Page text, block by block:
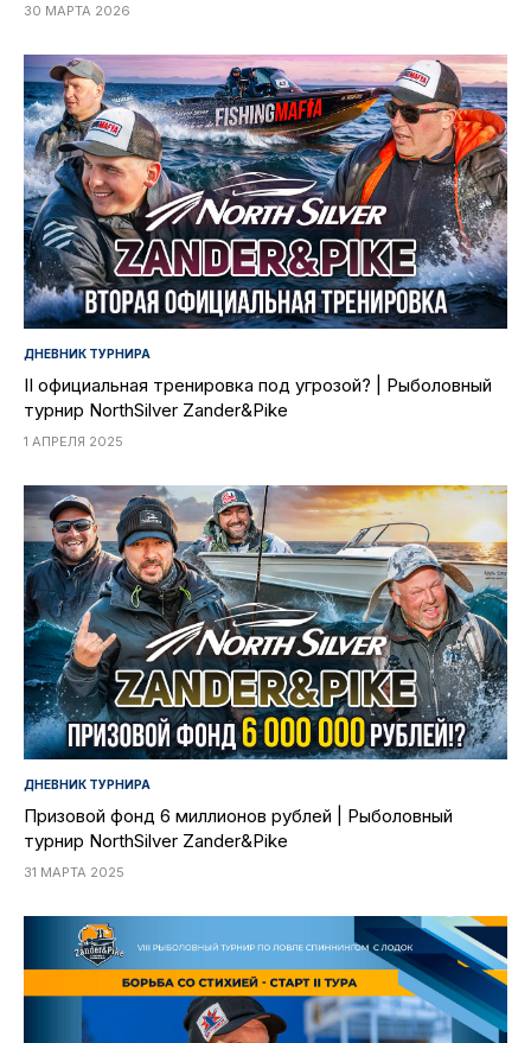
30 МАРТА 2026
ДНЕВНИК ТУРНИРА
II официальная тренировка под угрозой? | Рыболовный
турнир NorthSilver Zander&Pike
1 АПРЕЛЯ 2025
ДНЕВНИК ТУРНИРА
Призовой фонд 6 миллионов рублей | Рыболовный
турнир NorthSilver Zander&Pike
31 МАРТА 2025